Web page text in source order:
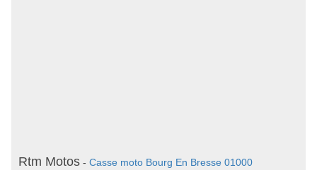
Rtm Motos - Casse moto Bourg En Bresse 01000